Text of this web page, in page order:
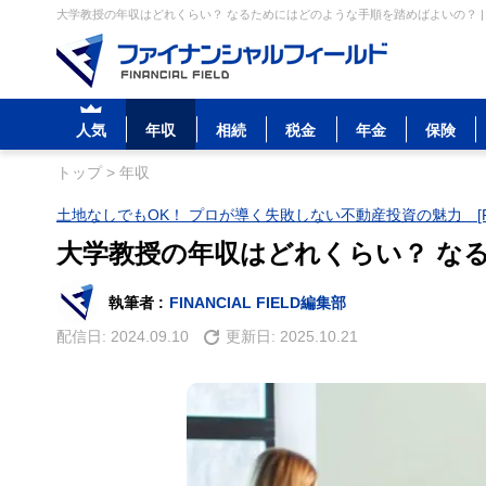
大学教授の年収はどれくらい？ なるためにはどのような手順を踏めばよいの？
人気 年収 相続 税金 年金 保険
トップ> 年収
土地なしでもOK！ プロが導く失敗しない不動産投資の魅力
大学教授の年収はどれくらい？ な
執筆者 : FINANCIAL FIELD編集部
配信日: 2024.09.10 更新日: 2025.10.21